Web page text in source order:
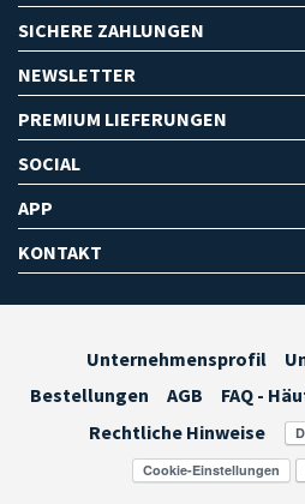
SICHERE ZAHLUNGEN
NEWSLETTER
PREMIUM LIEFERUNGEN
SOCIAL
APP
KONTAKT
Unternehmensprofil
Bestellungen
AGB FAQ -
Rechtliche Hinweise
Cookie-Einstellungen